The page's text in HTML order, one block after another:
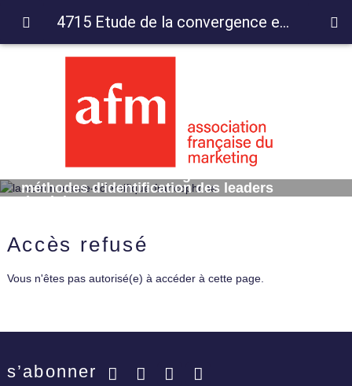
méthodes d'identification des leaders
d'opinion
Accès refusé
Vous n'êtes pas autorisé(e) à accéder à cette page.
s’abonner
4715 Etude de la convergence entre deux méthodes d'identification des leaders d'opinion